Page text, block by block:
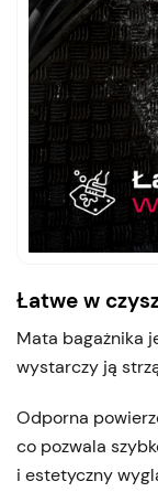
Łatwe w
Mata bagażnika
wystarczy ją
Odporna
co pozwala
i estetyczny